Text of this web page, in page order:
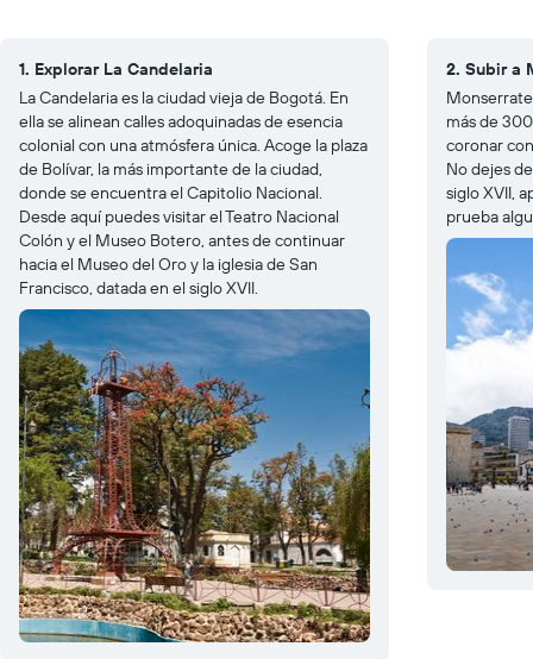
1. Explorar La Candelaria
La Candelaria es la ciudad vieja de Bogotá. En
ella se alinean calles adoquinadas de esencia
colonial con una atmósfera única. Acoge la plaza
de Bolívar, la más importante de la ciudad,
donde se encuentra el Capitolio Nacional.
Desde aquí puedes visitar el Teatro Nacional
Colón y el Museo Botero, antes de continuar
hacia el Museo del Oro y la iglesia de San
Francisco, datada en el siglo XVII.
2. Subir a
más de
coronar
No dejes
siglo XVII,
prueba